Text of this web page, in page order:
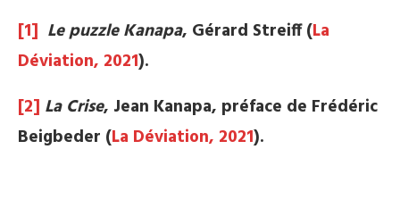
[1] Le puzzle Kanapa, Gérard Streiff (La
Déviation, 2021).
[2] La Crise, Jean Kanapa, préface de Frédéric
Beigbeder (La Déviation, 2021).